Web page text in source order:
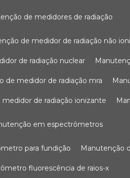
de medidores de radiação
de medidor de radiação não
de radiação nuclear
de medidor de radiação mra
medidor de radiação ionizante
em espectrômetros
para fundição
fluorescência de raios-x